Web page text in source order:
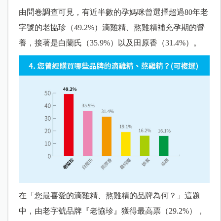
由問卷調查可見，有近半數的孕媽咪曾選擇超過80年老
字號的老協珍（49.2%）滴雞精、熬雞精補充孕期的營
養，接著是白蘭氏（35.9%）以及田原香（31.4%）。
在「您最喜愛的滴雞精、熬雞精的品牌為何？」這題
中，由老字號品牌『老協珍』獲得最高票（29.2%），